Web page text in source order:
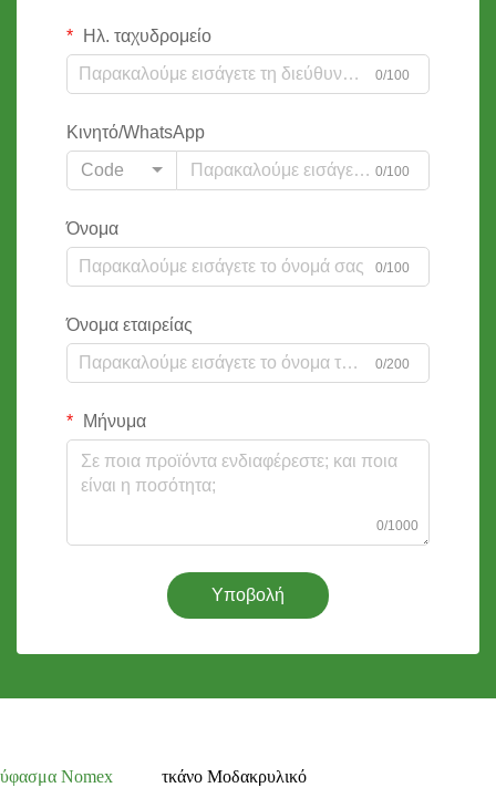
Ηλ. ταχυδρομείο
0/100
Κινητό/WhatsApp
Code
0/100
Όνομα
0/100
Όνομα εταιρείας
0/200
Μήνυμα
0/1000
Υποβολή
ύφασμα Nomex τκάνο Μοδακρυλικό